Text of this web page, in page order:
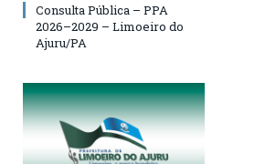
Consulta Pública – PPA
2026–2029 – Limoeiro do
Ajuru/PA